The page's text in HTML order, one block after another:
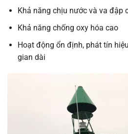
Khả năng chịu nước và va đập
Khả năng chống oxy hóa cao
Hoạt động ổn định, phát tín
gian dài